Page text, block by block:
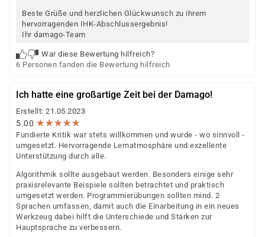
Beste Grüße und herzlichen Glückwunsch zu ihrem
hervorragenden IHK-Abschlussergebnis!
Ihr damago-Team
War diese Bewertung hilfreich?
6 Personen fanden die Bewertung hilfreich
Ich hatte eine großartige Zeit bei der Damago!
Erstellt: 21.05.2023
5.00 ★★★★★
★★★★★
Fundierte Kritik war stets willkommen und wurde - wo sinnvoll -
umgesetzt. Hervorragende Lernatmosphäre und exzellente
Unterstützung durch alle.
Algorithmik sollte ausgebaut werden. Besonders einige sehr
praxisrelevante Beispiele sollten betrachtet und praktisch
umgesetzt werden. Programmierübungen sollten mind. 2
Sprachen umfassen, damit auch die Einarbeitung in ein neues
Werkzeug dabei hilft die Unterschiede und Stärken zur
Hauptsprache zu verbessern.